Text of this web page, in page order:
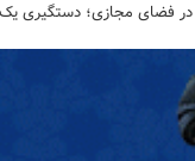
فضای مجازی؛ دستگیری یک